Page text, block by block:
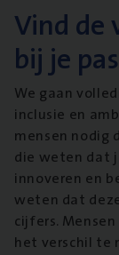
Vind de
bij je
We gaan
inclusie en
mensen nodig
die weten dat
innoveren en
weten dat
cijfers.
het verschil te